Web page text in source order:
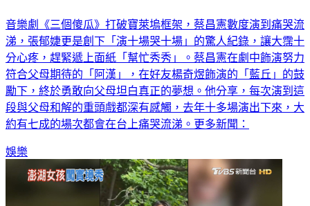
音樂劇《三個傻瓜》打破寶萊塢框架，蔡昌憲數度演到痛哭流
涕，張郁婕更是創下「演十場哭十場」的驚人紀錄，讓大霈十
分心疼，趕緊遞上面紙「幫忙秀秀」。蔡昌憲在劇中飾演努力
符合父母期待的「阿漢」，在好友楊奇煜飾演的「藍丘」的鼓
勵下，終於勇敢向父母坦白真正的夢想。他分享，每次演到這
段與父母和解的重頭戲都深有感觸，去年十多場演出下來，大
約有七成的場次都會在台上痛哭流涕。更多新聞：
娛樂